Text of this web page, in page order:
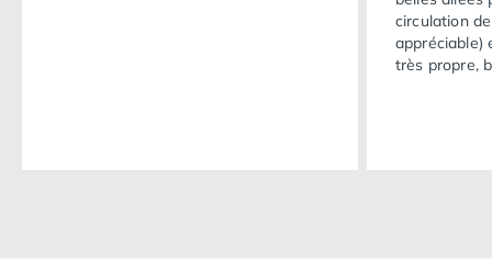
circulation
appréciable)
très propre,